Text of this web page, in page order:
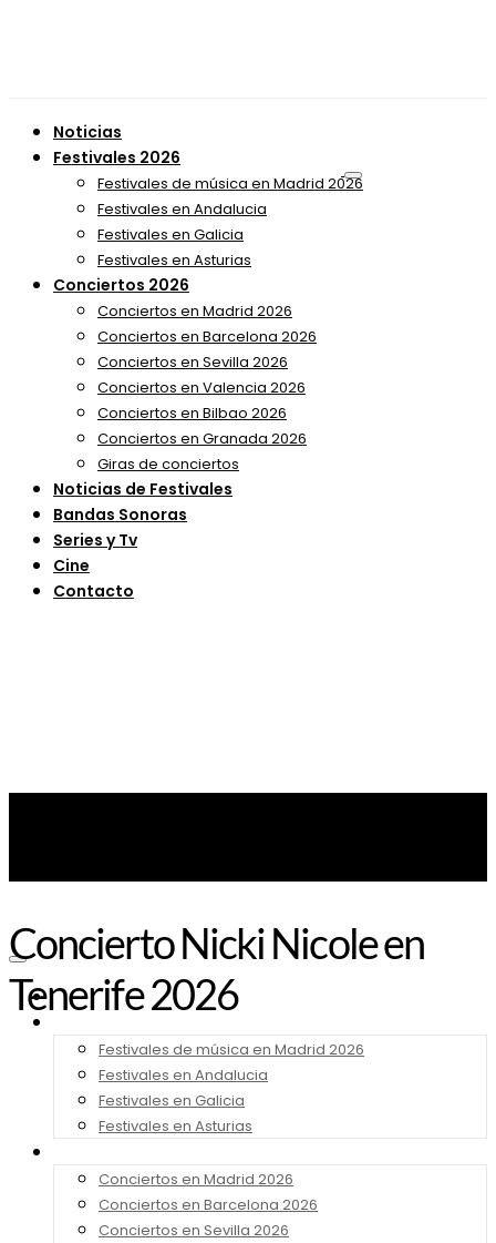
Noticias
Festivales 2026
Festivales de música en Madrid 2026
Festivales en Andalucia
Festivales en Galicia
Festivales en Asturias
Conciertos 2026
Conciertos en Madrid 2026
Conciertos en Barcelona 2026
Conciertos en Sevilla 2026
Conciertos en Valencia 2026
Conciertos en Bilbao 2026
Conciertos en Granada 2026
Giras de conciertos
Noticias de Festivales
Bandas Sonoras
Series y Tv
Cine
Contacto
Noticias
Festivales de música en Madrid 2026
Festivales en Andalucia
Festivales en Galicia
Festivales en Asturias
Conciertos en Madrid 2026
Conciertos en Barcelona 2026
Conciertos en Sevilla 2026
Concierto Nicki Nicole en
Tenerife 2026